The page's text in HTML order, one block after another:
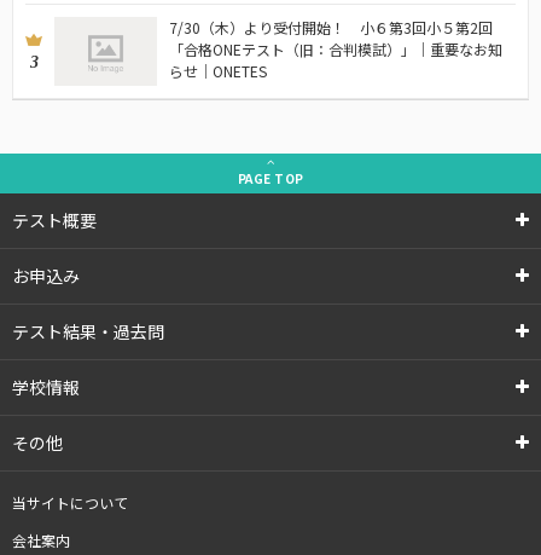
3
7/30（木）より受付開始！ 小６第3回小５第2回
「合格ONEテスト（旧：合判模試）」｜重要なお知
らせ｜ONETES
PAGE TOP
テスト概要
お申込み
テスト結果・過去問
学校情報
その他
当サイトについて
会社案内